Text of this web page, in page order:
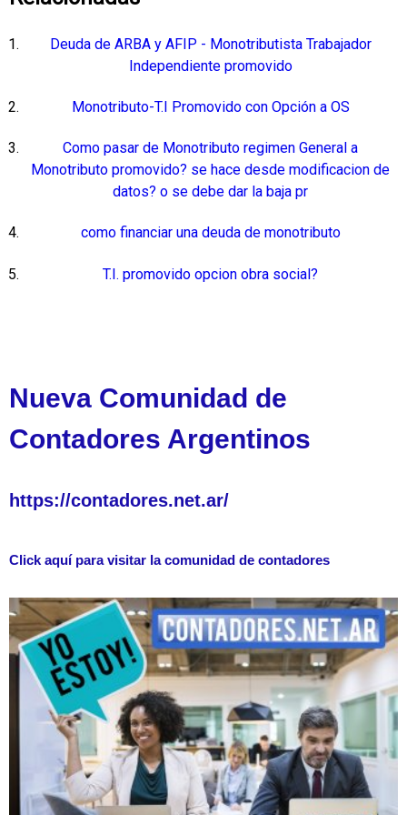
Deuda de ARBA y AFIP - Monotributista Trabajador
Independiente promovido
Monotributo-T.I Promovido con Opción a OS
Como pasar de Monotributo regimen General a
Monotributo promovido? se hace desde modificacion de
datos? o se debe dar la baja pr
como financiar una deuda de monotributo
T.I. promovido opcion obra social?
Nueva Comunidad de
Contadores Argentinos
https://contadores.net.ar/
Click aquí para visitar la comunidad de contadores